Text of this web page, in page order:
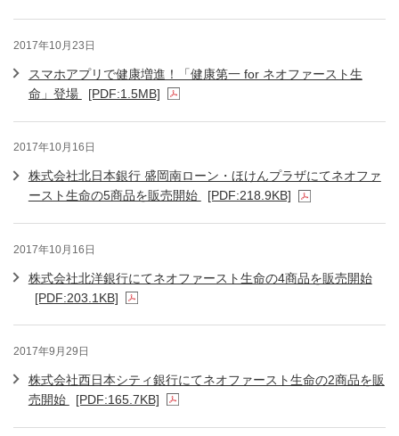
2017年10月23日
スマホアプリで健康増進！「健康第一 for ネオファースト生
命」登場
[PDF:1.5MB]
2017年10月16日
株式会社北日本銀行 盛岡南ローン・ほけんプラザにてネオファ
ースト生命の5商品を販売開始
[PDF:218.9KB]
2017年10月16日
株式会社北洋銀行にてネオファースト生命の4商品を販売開始
[PDF:203.1KB]
2017年9月29日
株式会社西日本シティ銀行にてネオファースト生命の2商品を販
売開始
[PDF:165.7KB]